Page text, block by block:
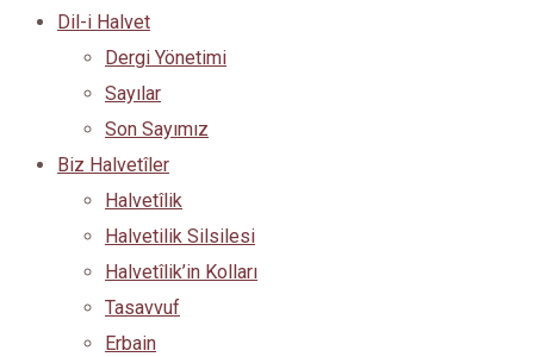
Dil-i Halvet
Dergi Yönetimi
Sayılar
Son Sayımız
Biz Halvetîler
Halvetîlik
Halvetilik Silsilesi
Halvetîlik’in Kolları
Tasavvuf
Erbain